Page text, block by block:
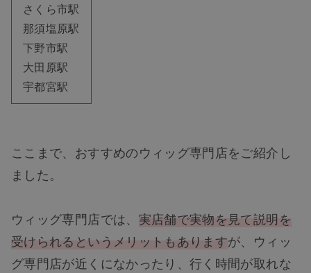
さくら市駅
那須塩原駅
下野市駅
大田原駅
宇都宮駅
ここまで、おすすめのウィッグ専門店をご紹介し
ました。
ウィッグ専門店では、 実店舗で実物を見て説明を
受けられるというメリットもありますが、ウィッ
グ専門店が近くになかったり、行く時間が取れな